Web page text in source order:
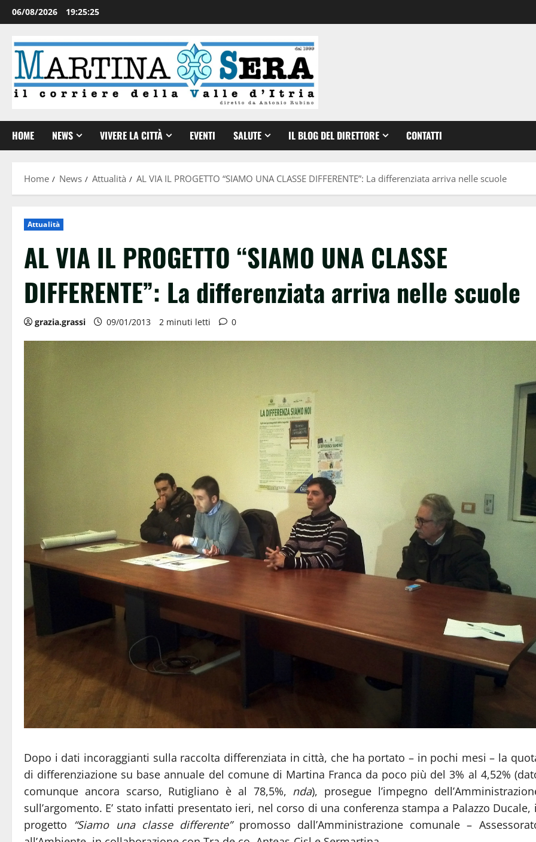
06/08/2026 19:25:27
HOME NEWS VIVERE LA CITTÀ EVENTI SALUTE IL BLOG DEL DIRETTORE CONTATTI
Home News Attualità AL VIA IL PROGETTO “SIAMO UNA CLASSE DIFFERENTE”: La differenziata arriva nelle scuole
Attualità
AL VIA IL PROGETTO “SIAMO UNA CLASSE
DIFFERENTE”: La differenziata arriva nelle scuole
grazia.grassi 09/01/2013 2 minuti letti 0
Dopo i dati incoraggianti sulla raccolta differenziata in città, che ha portato – in pochi mesi – la
di differenziazione su base annuale del comune di Martina Franca da poco più del 3% al 4,52%
comunque ancora scarso, Rutigliano è al 78,5%, nda), prosegue l’impegno
sull’argomento. E’ stato infatti presentato ieri, nel corso di una conferenza stampa a Palazzo Ducale,
progetto “Siamo una classe differente”promosso dall’Amministrazione comunale –